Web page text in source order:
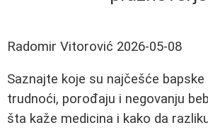
Radomir Vitorović 2026-05-08
Saznajte koje su najčešće
trudnoći, porođaju i negovanju
šta kaže medicina i kako da